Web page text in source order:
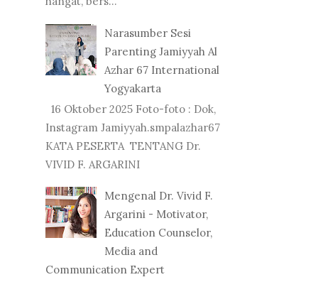
Narasumber Sesi
Parenting Jamiyyah Al
Azhar 67 International
Yogyakarta
16 Oktober 2025 Foto-foto : Dok,
Instagram Jamiyyah.smpalazhar67
KATA PESERTA TENTANG Dr.
VIVID F. ARGARINI
Mengenal Dr. Vivid F.
Argarini - Motivator,
Education Counselor,
Media and
Communication Expert